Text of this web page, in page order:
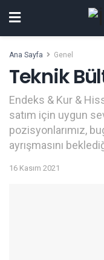
Ana Sayfa Genel
Teknik
Endeks & Kur &
satım için uygun
pozisyonlarımız,
ayrışmasını
16 Kasım 2021